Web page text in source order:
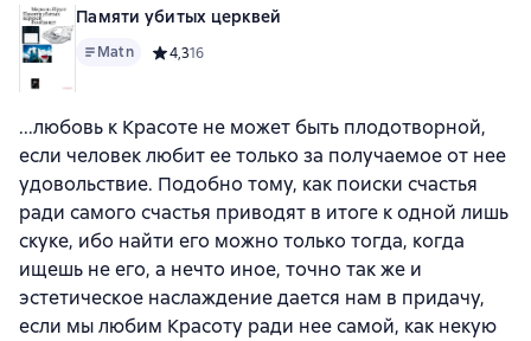
Памяти убитых церквей
Matn Средний рейтинг 4,3 на основе 16 оценок
4,316
...любовь к Красоте не может быть плодотворной,
если человек любит ее только за получаемое от нее
удовольствие. Подобно тому, как поиски счастья
ради самого счастья приводят в итоге к одной лишь
скуке, ибо найти его можно только тогда, когда
ищешь не его, а нечто иное, точно так же и
эстетическое наслаждение дается нам в придачу,
если мы любим Красоту ради нее самой, как некую